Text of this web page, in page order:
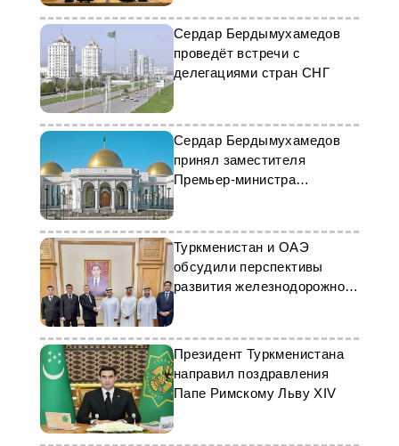
Сердар Бердымухамедов
проведёт встречи с
делегациями стран СНГ
Сердар Бердымухамедов
принял заместителя
Премьер-министра
Республики Казахстан
Туркменистан и ОАЭ
обсудили перспективы
развития железнодорожного
партнерства
Президент Туркменистана
направил поздравления
Папе Римскому Льву XIV